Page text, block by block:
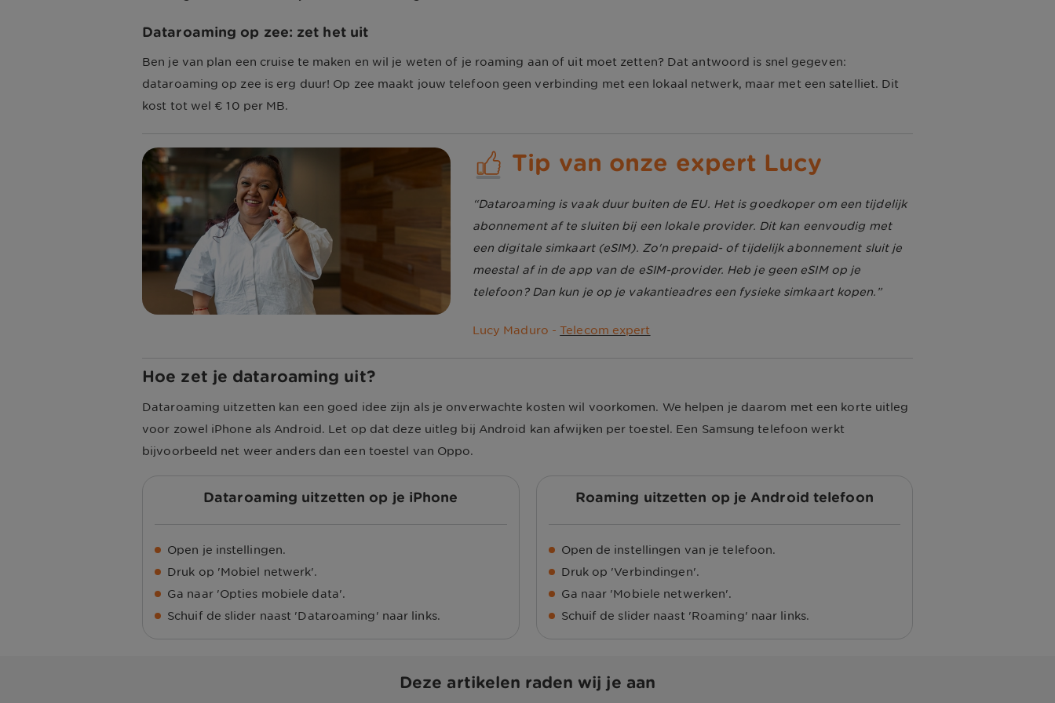
Dataroaming op zee: zet het uit
Ben je van plan een cruise te maken en wil je weten of je roaming aan of uit moet zetten? Dat antwoord is snel gegeven:
dataroaming op zee is erg duur! Op zee maakt jouw telefoon geen verbinding met een lokaal netwerk, maar met een satelliet. Dit
kost tot wel € 10 per MB.
Tip van onze expert Lucy
Dataroaming is vaak duur buiten de EU. Het is goedkoper om een tijdelijk
abonnement af te sluiten bij een lokale provider. Dit kan eenvoudig met
een digitale simkaart (eSIM). Zo'n prepaid- of tijdelijk abonnement sluit je
meestal af in de app van de eSIM-provider. Heb je geen eSIM op je
telefoon? Dan kun je op je vakantieadres een fysieke simkaart kopen.
Lucy Maduro - Telecom expert
Hoe zet je dataroaming uit?
Dataroaming uitzetten kan een goed idee zijn als je onverwachte kosten wil voorkomen. We helpen je daarom met een korte uitleg
voor zowel iPhone als Android. Let op dat deze uitleg bij Android kan afwijken per toestel. Een Samsung telefoon werkt
bijvoorbeeld net weer anders dan een toestel van Oppo.
Dataroaming uitzetten op je iPhone
Open je instellingen.
Druk op 'Mobiel netwerk'.
Ga naar 'Opties mobiele data'.
Schuif de slider naast 'Dataroaming' naar links.
Roaming uitzetten op je Android telefoon
Open de instellingen van je telefoon.
Druk op 'Verbindingen'.
Ga naar 'Mobiele netwerken'.
Schuif de slider naast 'Roaming' naar links.
Deze artikelen raden wij je aan